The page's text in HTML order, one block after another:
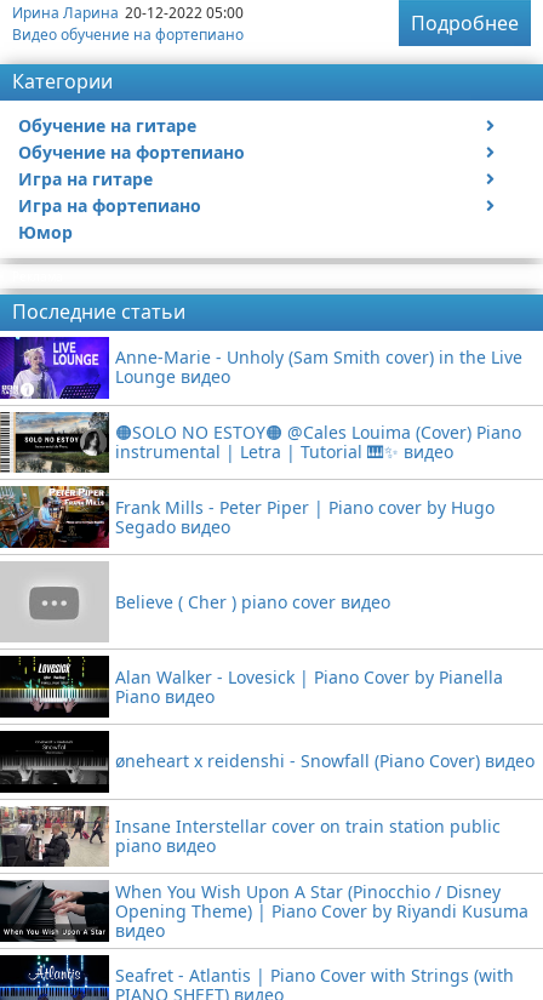
Ирина Ларина 20-12-2022 05:00
Видео обучение на фортепиано
Подробнее
Категории
Обучение на гитаре
Видео обучение на гитаре
Обучение на фортепиано
Видео обучение на фортепиано
Игра на гитаре
Видео с игрой на гитаре
Статьи про гитары
Игра на фортепиано
Видео с игрой на фортепиано
Юмор
Последние статьи
Anne-Marie - Unholy (Sam Smith cover) in the Live
Lounge видео
🟠SOLO NO ESTOY🟠 @Cales Louima (Cover) Piano
instrumental | Letra | Tutorial 🎹✨ видео
Frank Mills - Peter Piper | Piano cover by Hugo
Segado видео
Believe ( Cher ) piano cover видео
Alan Walker - Lovesick | Piano Cover by Pianella
Piano видео
øneheart x reidenshi - Snowfall (Piano Cover) видео
Insane Interstellar cover on train station public
piano видео
When You Wish Upon A Star (Pinocchio / Disney
Opening Theme) | Piano Cover by Riyandi Kusuma
видео
Seafret - Atlantis | Piano Cover with Strings (with
PIANO SHEET) видео